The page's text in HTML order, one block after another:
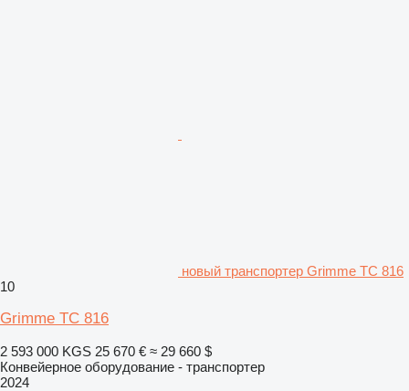
новый транспортер Grimme TC 816
10
Grimme TC 816
2 593 000 KGS 25 670 € ≈ 29 660 $
Конвейерное оборудование - транспортер
2024